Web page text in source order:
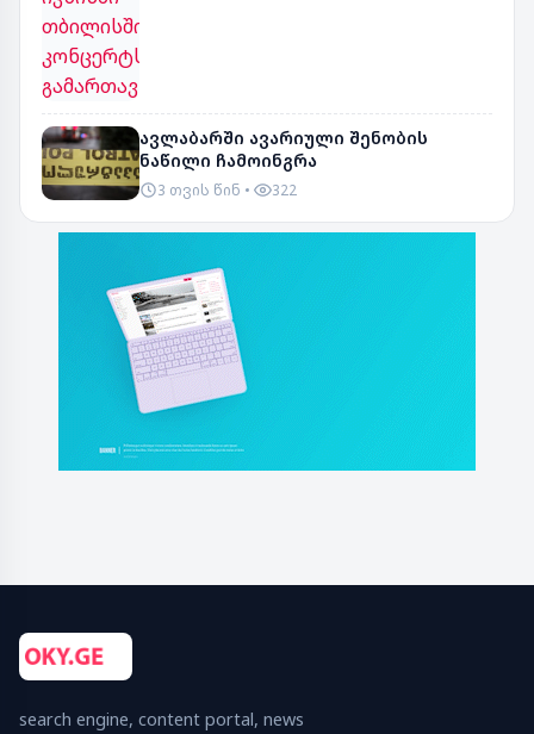
ავლაბარში ავარიული შენობის
ნაწილი ჩამოინგრა
3 თვის წინ 322
search engine, content portal, news